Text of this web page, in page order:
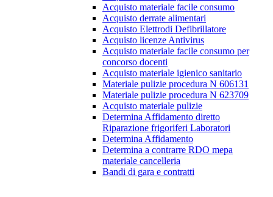
Acquisto materiale facile consumo
Acquisto derrate alimentari
Acquisto Elettrodi Defibrillatore
Acquisto licenze Antivirus
Acquisto materiale facile consumo per
concorso docenti
Acquisto materiale igienico sanitario
Materiale pulizie procedura N 606131
Materiale pulizie procedura N 623709
Acquisto materiale pulizie
Determina Affidamento diretto
Riparazione frigoriferi Laboratori
Determina Affidamento
Determina a contrarre RDO mepa
materiale cancelleria
Bandi di gara e contratti